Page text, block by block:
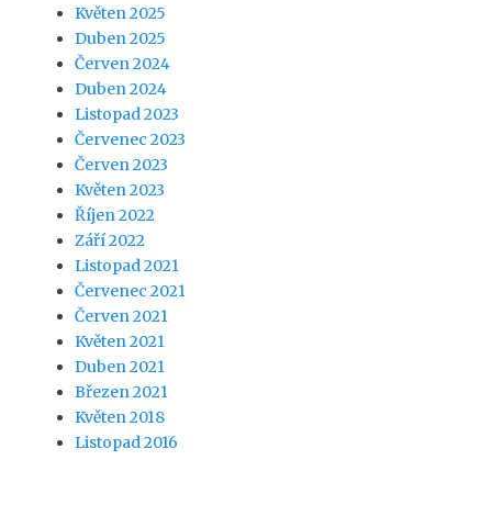
Květen 2025
Duben 2025
Červen 2024
Duben 2024
Listopad 2023
Červenec 2023
Červen 2023
Květen 2023
Říjen 2022
Září 2022
Listopad 2021
Červenec 2021
Červen 2021
Květen 2021
Duben 2021
Březen 2021
Květen 2018
Listopad 2016